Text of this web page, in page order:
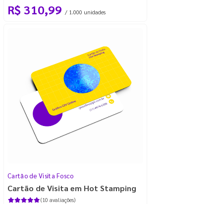
R$ 310,99 / 1.000 unidades
Cartão de Visita Fosco
Cartão de Visita em Hot Stamping
(10 avaliações)